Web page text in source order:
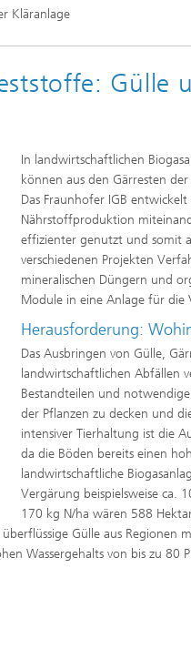
Kläranlage
Gülle
In landwirtschaftlichen
können aus den Gärresten
Das Fraunhofer IGB
Nährstoffproduktion
effizienter genutzt und somit
verschiedenen Projekten
mineralischen Düngern und
Module in eine Anlage für
Herausforderung:
Das Ausbringen von Gülle,
landwirtschaftlichen Abfällen
Bestandteilen und
der Pflanzen zu decken und
intensiver Tierhaltung ist die
da die Böden bereits einen
landwirtschaftliche
Vergärung beispielsweise ca.
170 kg N/ha wären 588
Gülle aus
Wassergehalts von bis zu 80